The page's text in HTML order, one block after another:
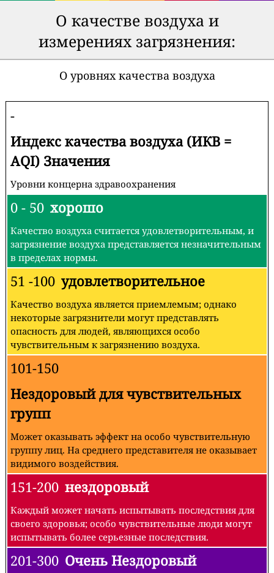
О качестве воздуха и
измерениях загрязнения:
О уровнях качества воздуха
-
Индекс качества воздуха (ИКВ =
AQI) Значения
Уровни концерна здравоохранения
0 - 50 хорошо
Качество воздуха считается удовлетворительным, и
загрязнение воздуха представляется незначительным
в пределах нормы.
51 -100 удовлетворительное
Качество воздуха является приемлемым; однако
некоторые загрязнители могут представлять
опасность для людей, являющихся особо
чувствительным к загрязнению воздуха.
101-150
Нездоровый для чувствительных
групп
Может оказывать эффект на особо чувствительную
группу лиц. На среднего представителя не оказывает
видимого воздействия.
151-200 нездоровый
Каждый может начать испытывать последствия для
своего здоровья; особо чувствительные люди могут
испытывать более серьезные последствия.
201-300 Очень Нездоровый